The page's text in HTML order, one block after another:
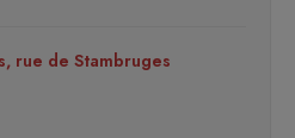
rue de Stambruges